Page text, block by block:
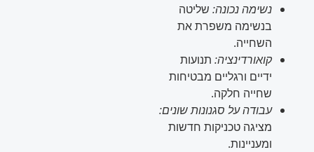
נשימה נכונה:שליטה
בנשימה משפרת את
השחייה.
קואורדינציה:תנועות
ידיים ורגליים מבטיחות
שחייה חלקה.
עבודה על סגנונות שונים:
מציגה טכניקות חדשות
ומעניינות.